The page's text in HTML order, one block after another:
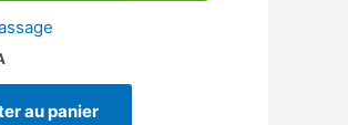
au panier